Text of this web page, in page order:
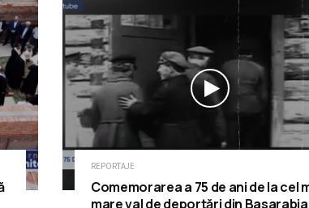
REPORTAJE
Comemorarea a 75 de ani de la cel
mare val de deportări din